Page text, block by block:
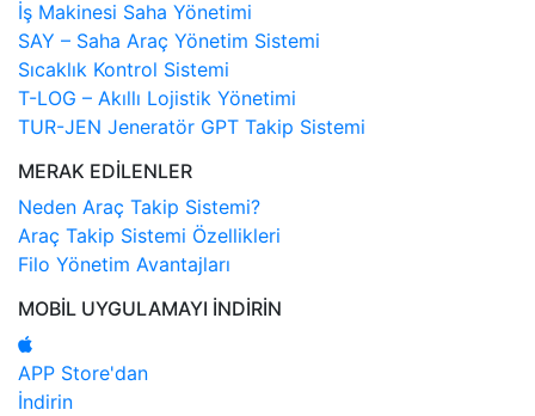
İş Makinesi Saha Yönetimi
SAY – Saha Araç Yönetim Sistemi
Sıcaklık Kontrol Sistemi
T-LOG – Akıllı Lojistik Yönetimi
TUR-JEN Jeneratör GPT Takip Sistemi
MERAK EDİLENLER
Neden Araç Takip Sistemi?
Araç Takip Sistemi Özellikleri
Filo Yönetim Avantajları
MOBİL UYGULAMAYI İNDİRİN
APP Store'dan
İndirin